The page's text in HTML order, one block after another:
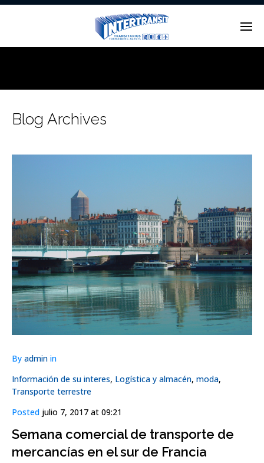
Blog Archives
By admin in
Información de su interes, Logística y almacén, moda,
Transporte terrestre
Posted julio 7, 2017 at 09:21
Semana comercial de transporte de
mercancías en el sur de Francia